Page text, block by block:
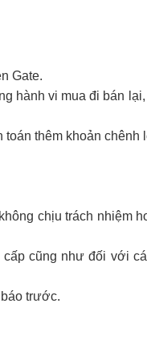
Gate.
hành vi mua đi bán
thêm khoản chênh
chịu trách nhiệm
cũng như đối với
trước.